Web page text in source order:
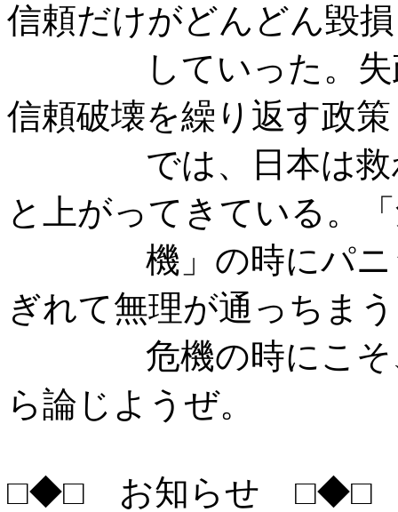
信頼だけがどんどん毀損
していった。失政
信頼破壊を繰り返す政策
では、日本は救わ
と上がってきている。
機」の時にパニッ
ぎれて無理が通っちま
危機の時にこそ、
ら論じようぜ。
□◆□ お知らせ □◆□